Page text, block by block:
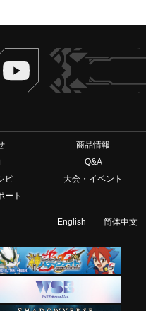
ヴァンガードch
商品情報
Q&A
ピ
大会・イベント
ート
English 简体中文